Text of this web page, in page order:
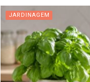
JARDINAGEM